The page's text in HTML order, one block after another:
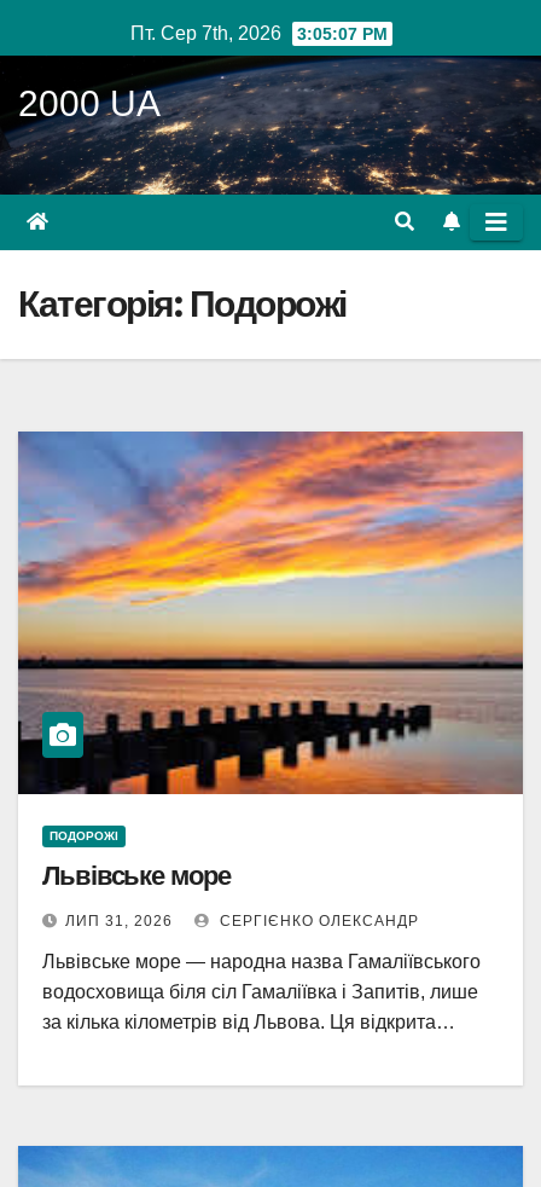
до
вмісту
Пт. Сер 7th, 2026 3:05:08 PM
2000 UA
Категорія: Подорожі
ПОДОРОЖІ
Львівське море
ЛИП 31, 2026 СЕРГІЄНКО ОЛЕКСАНДР
Львівське море — народна назва Гамаліївського
водосховища біля сіл Гамаліївка і Запитів, лише
за кілька кілометрів від Львова. Ця відкрита…